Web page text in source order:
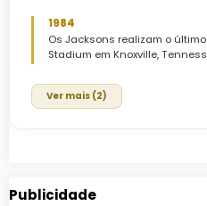
1984
Os Jacksons realizam o
Stadium em Knoxville,
Ver mais (2)
Publicidade